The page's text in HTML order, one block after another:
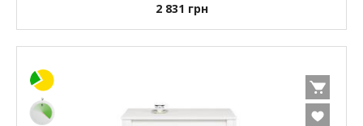
2 831 грн